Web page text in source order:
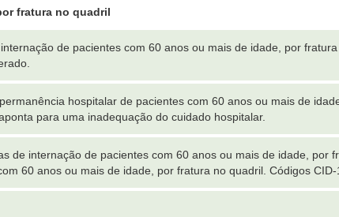
fratura no quadril
de pacientes com 60 anos ou mais de idade, por
hospitalar de pacientes com 60 anos ou mais de
para uma inadequação do cuidado hospitalar.
de internação de pacientes com 60 anos ou mais de idade, por
60 anos ou mais de idade, por fratura no quadril. Códigos CID-